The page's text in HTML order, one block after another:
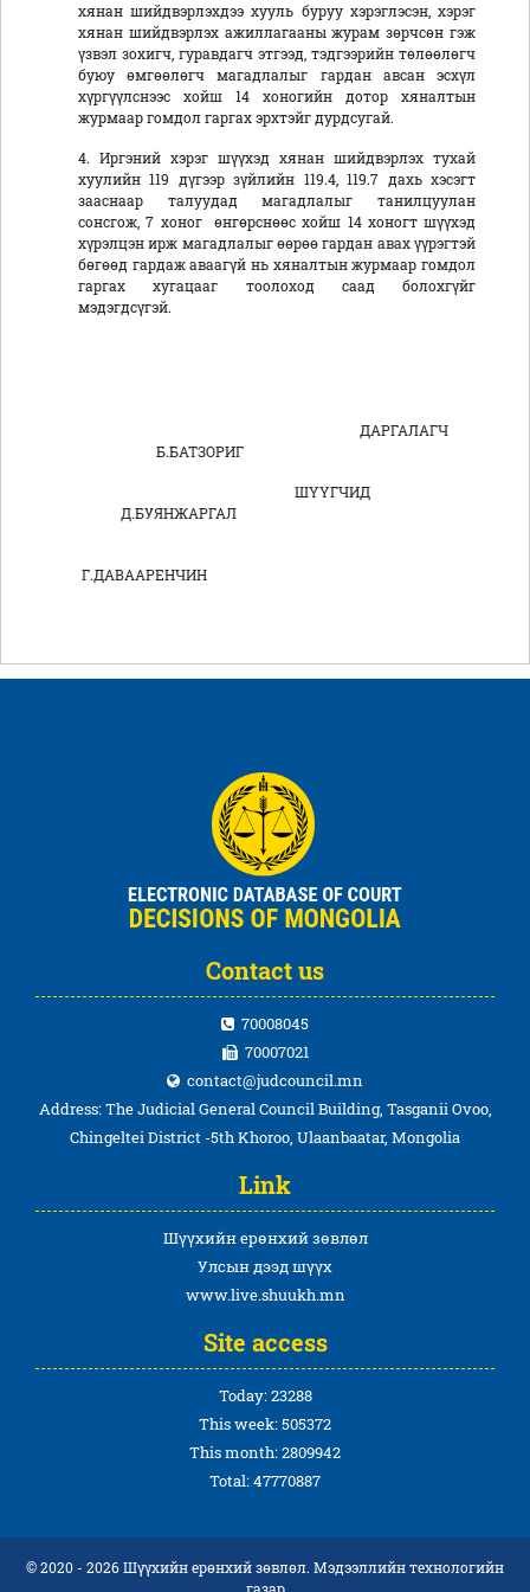
хянан шийдвэрлэхдээ хууль буруу хэрэглэсэн, хэрэг
хянан шийдвэрлэх ажиллагааны журам зөрчсөн гэж
үзвэл зохигч, гуравдагч этгээд, тэдгээрийн төлөөлөгч
буюу өмгөөлөгч магадлалыг гардан авсан эсхүл
хүргүүлснээс хойш 14 хоногийн дотор хяналтын
журмаар гомдол гаргах эрхтэйг дурдсугай.
4. Иргэний хэрэг шүүхэд хянан шийдвэрлэх тухай
хуулийн 119 дүгээр зүйлийн 119.4, 119.7 дахь хэсэгт
зааснаар талуудад магадлалыг танилцуулан
сонсгож, 7 хоног өнгөрснөөс хойш 14 хоногт шүүхэд
хүрэлцэн ирж магадлалыг өөрөө гардан авах үүрэгтэй
бөгөөд гардаж аваагүй нь хяналтын журмаар гомдол
гаргах хугацааг тоолоход саад болохгүйг
мэдэгдсүгэй.
ДАРГАЛАГЧ
Б.БАТЗОРИГ
ШҮҮГЧИД
Д.БУЯНЖАРГАЛ
Г.ДАВААРЕНЧИН
Contact us
70008045
70007021
contact@judcouncil.mn
Address: The Judicial General Council Building, Tasganii Ovoo,
Chingeltei District -5th Khoroo, Ulaanbaatar, Mongolia
Link
Шүүхийн ерөнхий зөвлөл
Улсын дээд шүүх
www.live.shuukh.mn
Site access
Today: 23288
This week: 505372
This month: 2809942
Total: 47770887
© 2020 - 2026 Шүүхийн ерөнхий зөвлөл. Мэдээллийн технологийн